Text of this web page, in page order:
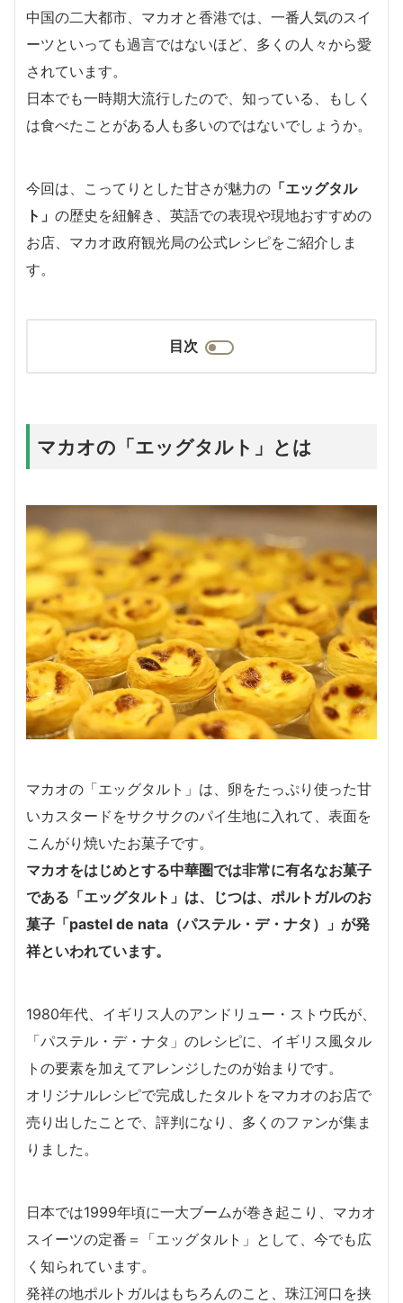
中国の二大都市、マカオと香港では、一番人気のスイ
ーツといっても過言ではないほど、多くの人々から愛
されています。
日本でも一時期大流行したので、知っている、もしく
は食べたことがある人も多いのではないでしょうか。
今回は、こってりとした甘さが魅力の 「エッグタル
ト」 の歴史を紐解き、英語での表現や現地おすすめの
お店、マカオ政府観光局の公式レシピをご紹介しま
す。
目次
マカオの「エッグタルト」とは
マカオの「エッグタルト」は、卵をたっぷり使った甘
いカスタードをサクサクのパイ生地に入れて、表面を
こんがり焼いたお菓子です。
マカオをはじめとする中華圏では非常に有名なお菓子
である「エッグタルト」は、じつは、ポルトガルのお
菓子「pastel de nata（パステル・デ・ナタ）」が発
祥といわれています。
1980年代、イギリス人のアンドリュー・ストウ氏が、
「パステル・デ・ナタ」のレシピに、イギリス風タル
トの要素を加えてアレンジしたのが始まりです。
オリジナルレシピで完成したタルトをマカオのお店で
売り出したことで、評判になり、多くのファンが集ま
りました。
日本では1999年頃に一大ブームが巻き起こり、マカオ
スイーツの定番＝「エッグタルト」として、今でも広
く知られています。
発祥の地ポルトガルはもちろんのこと、珠江河口を挟